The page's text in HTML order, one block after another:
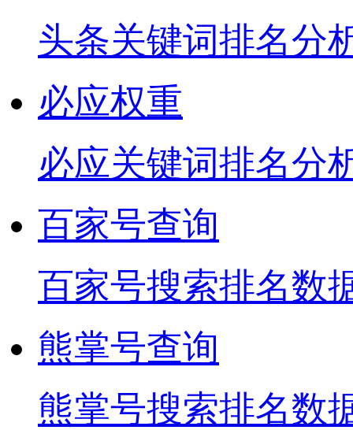
头条关键词排名分
必应权重
必应关键词排名分
百家号查询
百家号搜索排名数
熊掌号查询
熊掌号搜索排名数